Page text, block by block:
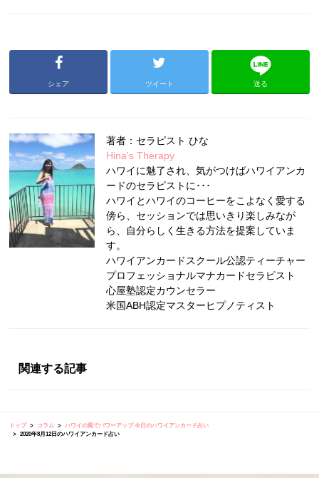
シェア ツイート 送る
著者：セラピスト ひな
Hina's Therapy
ハワイに魅了され、気がつけばハワイアンカ
ードのセラピストに･･･
ハワイとハワイのコーヒーをこよなく愛する
傍ら、セッションでは思いきり楽しみなが
ら、自分らしく生きる方法を提案していま
す。
ハワイアンカードスクール公認ティーチャー
プロフェッショナルマナカードセラピスト
心屋塾認定カウンセラー
米国ABH認定マスターヒプノティスト
関連する記事
トップ コラム
ハワイの風でパワーアップ 今日のハワイアンカード占い
2020年8月12日のハワイアンカード占い